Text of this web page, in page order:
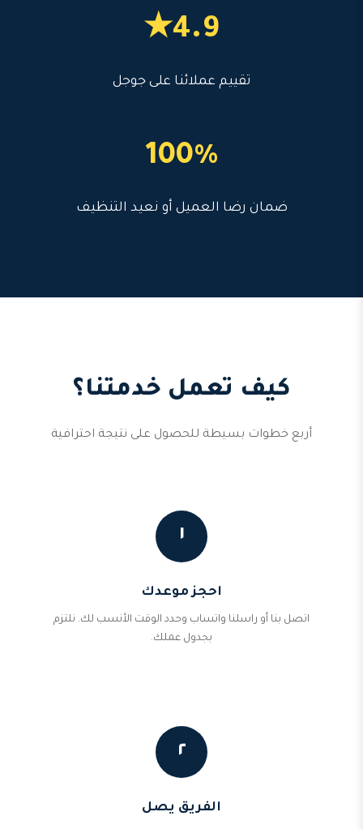
4.9★
تقييم عملائنا على جوجل
100%
ضمان رضا العميل أو نعيد التنظيف
كيف تعمل خدمتنا؟
أربع خطوات بسيطة للحصول على نتيجة احترافية
١
احجز موعدك
اتصل بنا أو راسلنا واتساب وحدد الوقت الأنسب لك. نلتزم
بجدول عملك.
٢
الفريق يصل